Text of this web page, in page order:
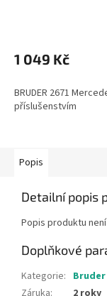
1 049 Kč
BRUDER 2671
příslušenstvím
Popis
Detailní popis
Popis produktu
Doplňkové
Kategorie: Bruder